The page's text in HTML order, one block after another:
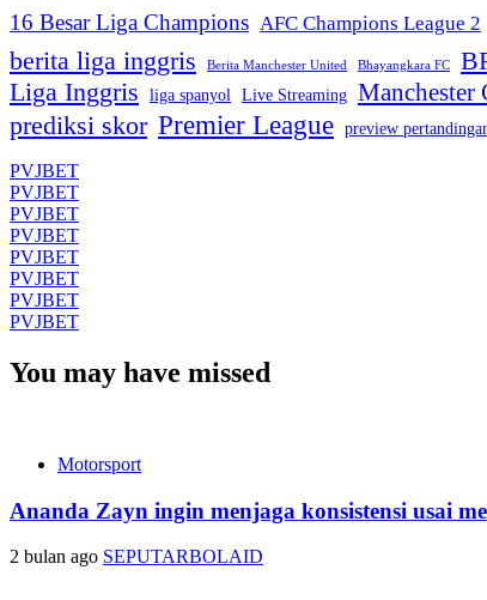
16 Besar Liga Champions AFC Champions League 2
berita liga inggris Berita Manchester United Bhayangkara FC
Liga Inggris liga spanyol Live Streaming Manchester
prediksi skor Premier League preview
PVJBET
PVJBET
PVJBET
PVJBET
PVJBET
PVJBET
PVJBET
PVJBET
You may have missed
Motorsport
Ananda Zayn ingin menjaga konsistensi usai
2 bulan ago SEPUTARBOLAID